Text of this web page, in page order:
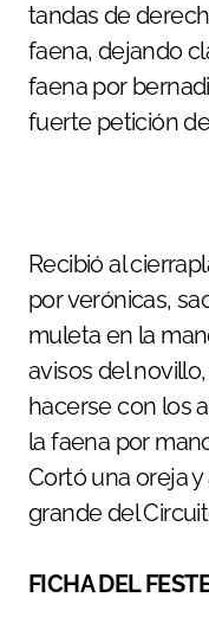
tandas de
faena, dejando
faena por
fuerte petición
Recibió al
por verónicas,
muleta en la
avisos del
hacerse con los
la faena por
Cortó una oreja
grande del
FICHA DEL